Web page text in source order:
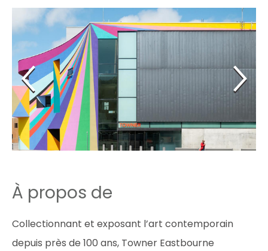
À propos de
Collectionnant et exposant l’art contemporain
depuis près de 100 ans, Towner Eastbourne